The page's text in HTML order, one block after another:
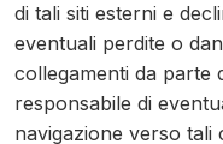
di tali siti esterni e
eventuali perdite o
collegamenti da parte
responsabile di
navigazione verso tali